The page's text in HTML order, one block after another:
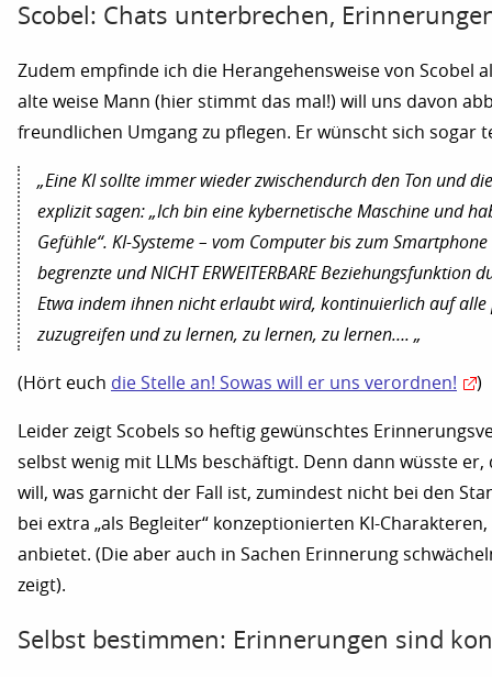
Scobel: Chats unterbrechen,
Zudem empfinde ich die Herangehensweise von Scobel
alte weise Mann (hier stimmt das mal!) will uns davon
freundlichen Umgang zu pflegen. Er wünscht sich sogar
„Eine KI sollte immer wieder zwischendurch den Ton und
explizit sagen: „Ich bin eine kybernetische Maschine und
Gefühle“. KI-Systeme – vom Computer bis zum Smartphone
begrenzte und NICHT ERWEITERBARE Beziehungsfunktion
Etwa indem ihnen nicht erlaubt wird, kontinuierlich auf alle
zuzugreifen und zu lernen, zu lernen, zu lernen…. „
(Hört euch die Stelle an! Sowas will er uns verordnen! )
Leider zeigt Scobels so heftig gewünschtes
selbst wenig mit LLMs beschäftigt. Denn dann wüsste
will, was garnicht der Fall ist, zumindest nicht bei den
bei extra „als Begleiter“ konzeptionierten KI-
anbietet. (Die aber auch in Sachen Erinnerung
zeigt).
Selbst bestimmen: Erinnerungen sind